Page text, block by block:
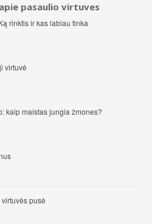
pasaulio virtuves
rinktis ir kas labiau tinka
virtuvė
kaip maistas jungia žmones?
pusė